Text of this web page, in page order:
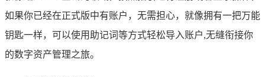
如果你已经在正式版中有账户，无需担心，就像拥有一把万能
钥匙一样，可以使用助记词等方式轻松导入账户,无缝衔接你
的数字资产管理之旅。